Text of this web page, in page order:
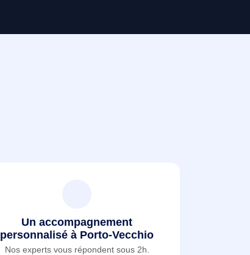
Un accompagnement
personnalisé à Porto-Vecchio
Nos experts vous répondent sous 2h.